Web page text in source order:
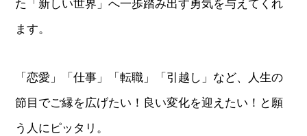
た「新しい世界」へ一歩踏み出す勇気を与えてくれ
ます。
「恋愛」「仕事」「転職」「引越し」など、人生の
節目でご縁を広げたい！良い変化を迎えたい！と願
う人にピッタリ。